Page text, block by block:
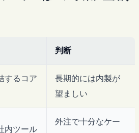
判断
するコア
長期的には内製が
望ましい
内ツール
外注で十分なケー